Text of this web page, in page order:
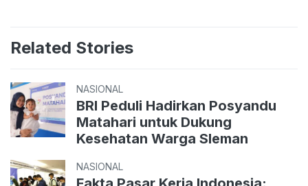
Related Stories
NASIONAL
BRI Peduli Hadirkan Posyandu
Matahari untuk Dukung
Kesehatan Warga Sleman
NASIONAL